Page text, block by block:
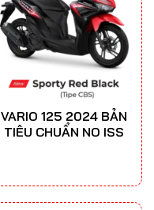
VARIO 125 2024 BẢN
TIÊU CHUẨN NO ISS